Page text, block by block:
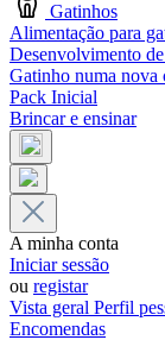
Gatinhos
Alimentação para
Desenvolvimento
Gatinho numa nova
Pack Inicial
Brincar e ensinar
A minha conta
Iniciar sessão
ou registar
Vista geral Perfil
Encomendas